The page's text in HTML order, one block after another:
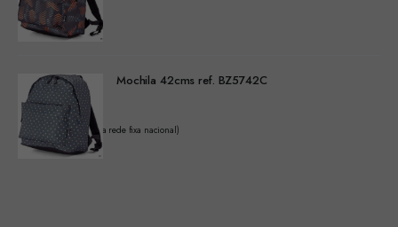
Mochila 42cms ref. BZ5742C
(Chamada para a rede fixa nacional)